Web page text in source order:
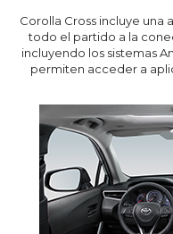
Corolla Cross incluye una
todo el partido a la
incluyendo los sistemas
permiten acceder a